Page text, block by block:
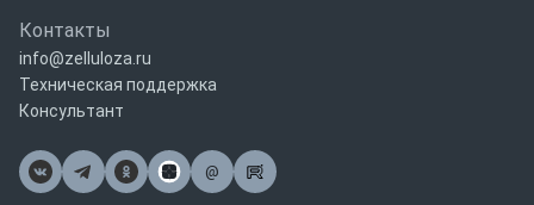
Контакты
info@zelluloza.ru
Техническая поддержка
Консультант
@
Почта